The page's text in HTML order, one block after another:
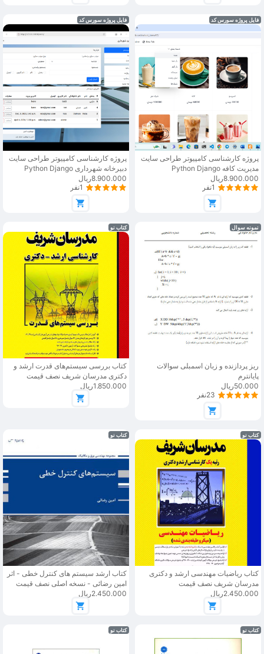
فایل پروژه سورس کد
پروژه کارشناسی کامپیوتر طراحی سایت
مدیریت کافه Python Django
8.900.000ریال
1نفر
فایل پروژه سورس کد
پروژه کارشناسی کامپیوتر طراحی سایت
دبیرخانه شهرداری Python Django
8.900.000ریال
1نفر
نمونه سوال
ریز پردازنده و زبان اسمبلی سوالات
پایانترم
50.000ریال
23نفر
کتاب نو
کتاب بررسی سیستم‌های قدرت ارشد و
دکتری مدرسان شریف نصف قیمت
1.850.000ریال
کتاب نو
کتاب ریاضیات مهندسی ارشد و دکتری
مدرسان شریف نصف قیمت
2.450.000ریال
کتاب نو
کتاب ارشد سیستم های کنترل خطی - اثر
امین رضائی - نسخه اصلی نصف قیمت
2.450.000ریال
کتاب نو کتاب نو